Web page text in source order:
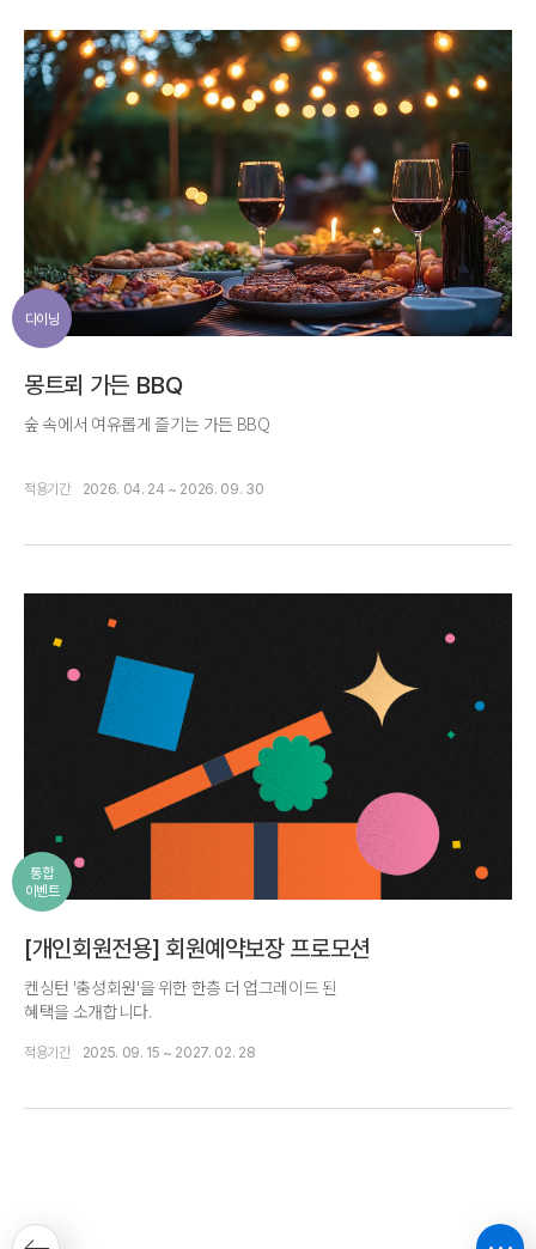
다이닝
몽트뢰 가든 BBQ
숲 속에서 여유롭게 즐기는 가든 BBQ
적용기간 2026. 04. 24 ~ 2026. 09. 30
통합
이벤트
[개인회원전용] 회원예약보장 프로모션
켄싱턴 '충성회원'을 위한 한층 더 업그레이드 된
혜택을 소개합니다.
적용기간 2025. 09. 15 ~ 2027. 02. 28